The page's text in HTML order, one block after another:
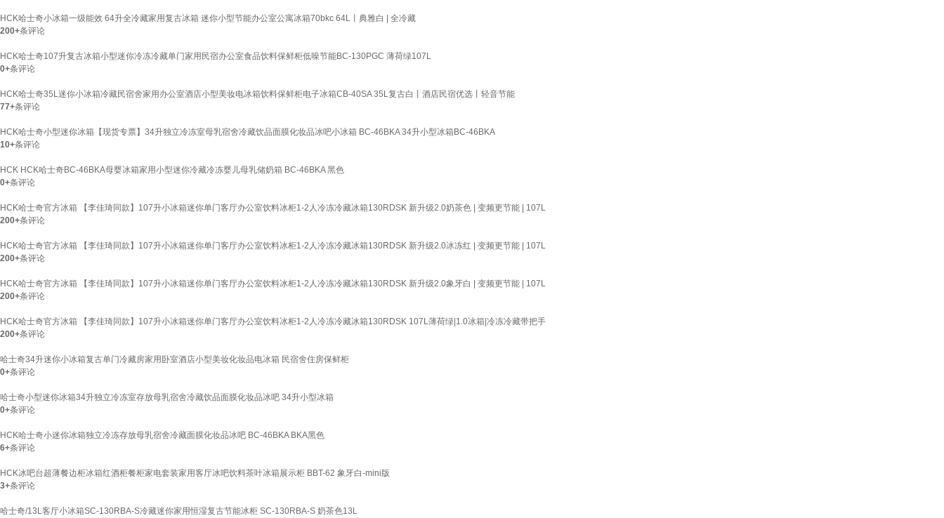
HCK哈士奇小冰箱一级能效 64升全冷藏家用复古冰箱 迷你小型节能办公室公寓冰箱70bkc 64L丨典雅白 | 全冷藏
200+条评论
HCK哈士奇107升复古冰箱小型迷你冷冻冷藏单门家用民宿办公室食品饮料保鲜柜低噪节能BC-130PGC 薄荷绿107L
0+条评论
HCK哈士奇35L迷你小冰箱冷藏民宿舍家用办公室酒店小型美妆电冰箱饮料保鲜柜电子冰箱CB-40SA 35L复古白丨酒店民宿优选丨轻音节能
77+条评论
HCK哈士奇小型迷你冰箱【现货专票】34升独立冷冻室母乳宿舍冷藏饮品面膜化妆品冰吧小冰箱 BC-46BKA 34升小型冰箱BC-46BKA
10+条评论
HCK HCK哈士奇BC-46BKA母婴冰箱家用小型迷你冷藏冷冻婴儿母乳储奶箱 BC-46BKA 黑色
0+条评论
HCK哈士奇官方冰箱 【李佳琦同款】107升小冰箱迷你单门客厅办公室饮料冰柜1-2人冷冻冷藏冰箱130RDSK 新升级2.0奶茶色 | 变频更节能 | 107L
200+条评论
HCK哈士奇官方冰箱 【李佳琦同款】107升小冰箱迷你单门客厅办公室饮料冰柜1-2人冷冻冷藏冰箱130RDSK 新升级2.0冰冻红 | 变频更节能 | 107L
200+条评论
HCK哈士奇官方冰箱 【李佳琦同款】107升小冰箱迷你单门客厅办公室饮料冰柜1-2人冷冻冷藏冰箱130RDSK 新升级2.0象牙白 | 变频更节能 | 107L
200+条评论
HCK哈士奇官方冰箱 【李佳琦同款】107升小冰箱迷你单门客厅办公室饮料冰柜1-2人冷冻冷藏冰箱130RDSK 107L薄荷绿|1.0冰箱|冷冻冷藏带把手
200+条评论
哈士奇34升迷你小冰箱复古单门冷藏房家用卧室酒店小型美妆化妆品电冰箱 民宿舍住房保鲜柜
0+条评论
哈士奇小型迷你冰箱34升独立冷冻室存放母乳宿舍冷藏饮品面膜化妆品冰吧 34升小型冰箱
0+条评论
HCK哈士奇小迷你冰箱独立冷冻存放母乳宿舍冷藏面膜化妆品冰吧 BC-46BKA BKA黑色
6+条评论
HCK冰吧台超薄餐边柜冰箱红酒柜餐柜家电套装家用客厅冰吧饮料茶叶冰箱展示柜 BBT-62 象牙白-mini版
3+条评论
哈士奇/13L客厅小冰箱SC-130RBA-S冷藏迷你家用恒湿复古节能冰柜 SC-130RBA-S 奶茶色13L